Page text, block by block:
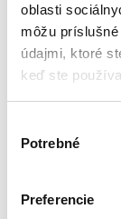
oblasti
môžu
údajmi, ktoré
keď ste
súhlasu
Potrebné
Preferencie